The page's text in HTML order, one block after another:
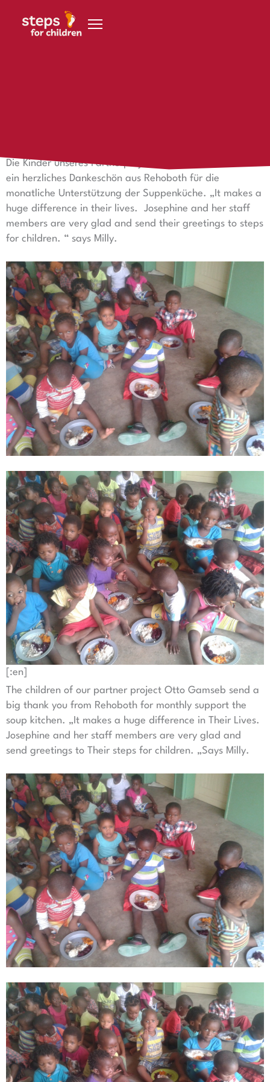
Die Kinder unseres Partnerprojektes Otto Gamseb senden
ein herzliches Dankeschön aus Rehoboth für die
monatliche Unterstützung der Suppenküche. „It makes a
huge difference in their lives. Josephine and her staff
members are very glad and send their greetings to steps
for children. “ says Milly.
[:en]
The children of our partner project Otto Gamseb send a
big thank you from Rehoboth for monthly support the
soup kitchen. „It makes a huge difference in Their Lives.
Josephine and her staff members are very glad and
send greetings to Their steps for children. „Says Milly.